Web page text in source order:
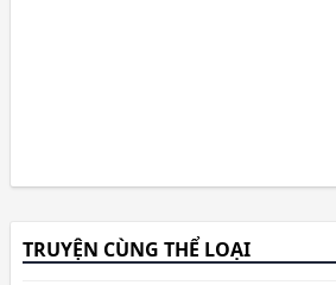
TRUYỆN CÙNG THỂ LOẠI